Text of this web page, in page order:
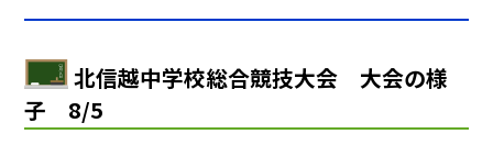
北信越中学校総合競技大会 大会の様
子 8/5